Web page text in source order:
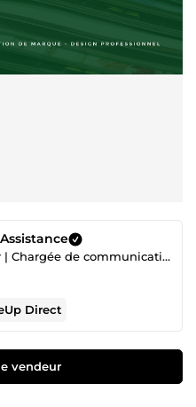
Community Manager | Chargée de communication et création de contenu digital | Conseillère académique
Direct
vendeur